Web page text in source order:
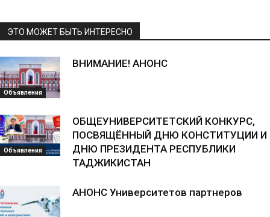
ЭТО МОЖЕТ БЫТЬ ИНТЕРЕСНО
Объявления
ВНИМАНИЕ! АНОНС
Объявления
ОБЩЕУНИВЕРСИТЕТСКИЙ КОНКУРС,
ПОСВЯЩЁННЫЙ ДНЮ КОНСТИТУЦИИ И
ДНЮ ПРЕЗИДЕНТА РЕСПУБЛИКИ
ТАДЖИКИСТАН
АНОНС Университетов партнеров